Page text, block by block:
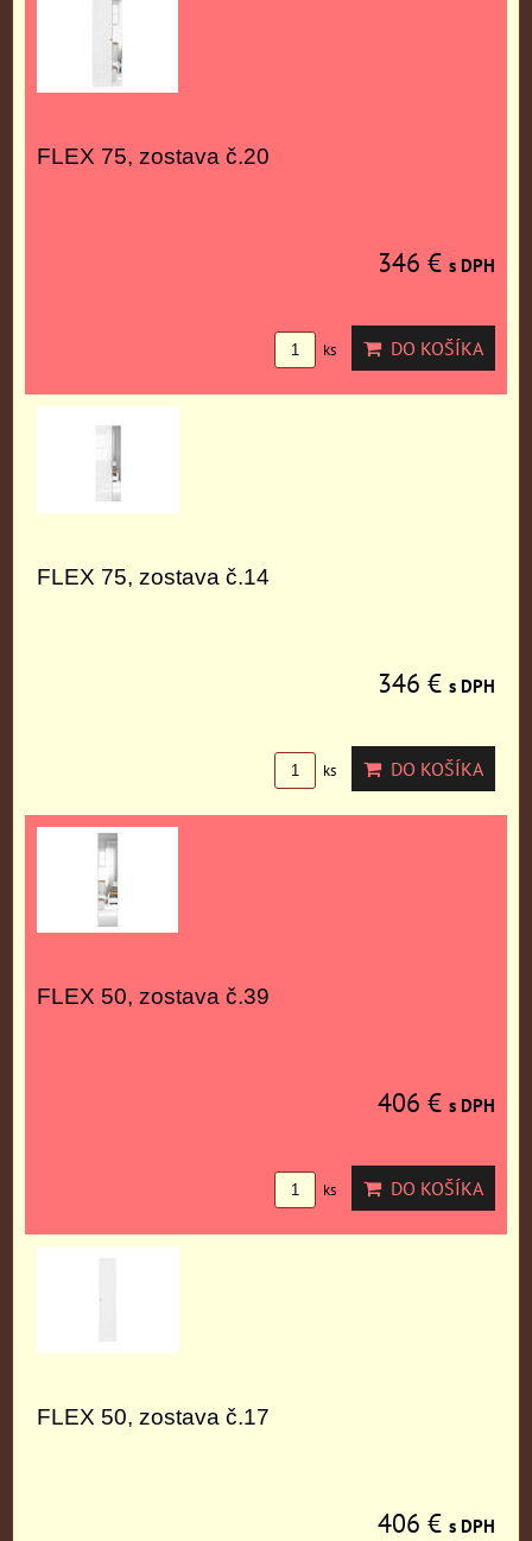
FLEX 75, zostava č.20
346 € s DPH
ks DO KOŠÍKA
FLEX 75, zostava č.14
346 € s DPH
ks DO KOŠÍKA
FLEX 50, zostava č.39
406 € s DPH
ks DO KOŠÍKA
FLEX 50, zostava č.17
406 € s DPH